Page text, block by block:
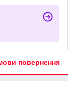
повернення